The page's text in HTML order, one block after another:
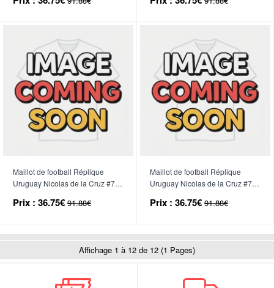
Manche Courte (+ Pantalon
Manche Courte (+ Pantalon
Maillot de football Réplique
Uruguay Nicolas de la Cruz #7
Manche Courte (+ Pantalon
Prix : 36.75€ 91.88€
Maillot de football Réplique
Uruguay Nicolas de la Cruz #7
Manche Courte (+ Pantalon
Prix : 36.75€ 91.88€
Affichage 1 à 12 de 12 (1 Pages)